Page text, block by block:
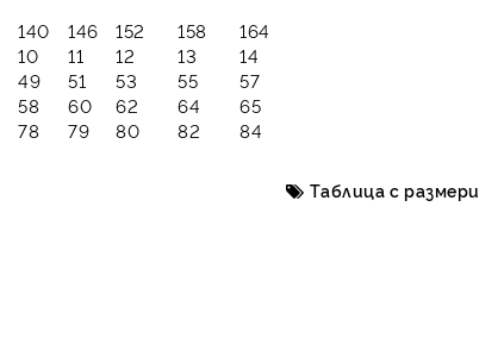
140 146 152 158
164
10 11 12 13
14
49 51 53 55
57
58 60 62 64
65
78 79 80 82 84
Таблица с размери